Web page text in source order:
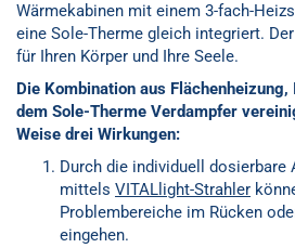
Wärmekabinen mit einem 3-fach-
eine Sole-Therme gleich integriert.
für Ihren Körper und Ihre Seele.
Die Kombination aus
dem Sole-Therme Verdampfer
Weise drei Wirkungen:
Durch die individuell dosierbare
mittels VITALlight-Strahler
Problembereiche im Rücken
eingehen.